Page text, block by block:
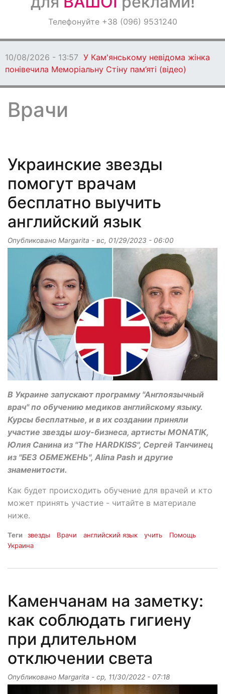
ОголошенняТелефонуйте +38 (096) 9531240
10/08/2026 - 13:50 У
здала Starlink окупантам
Врачи
Украинские звезды
помогут врачам
бесплатно выучить
английский язык
Опубликовано Margarita - вс, 01/29/2023 - 06:00
В Украине запускают программу "Англоязычный
врач" по обучению медиков английскому языку.
Курсы бесплатные, и в их создании приняли
участие звезды шоу-бизнеса, артисты MONATIK,
Юлия Санина из "The HARDKISS", Сергей Танчинец
из "БЕЗ ОБМЕЖЕНЬ", Alina Pash и другие
знаменитости.
Как будет происходить обучение для врачей и кто
может принять участие - читайте в материале
ниже.
Теги звезды Врачи английский язык учить
Помощь
Украина
Каменчанам на заметку:
как соблюдать гигиену
при длительном
отключении света
Опубликовано Margarita - ср, 11/30/2022 - 07:18